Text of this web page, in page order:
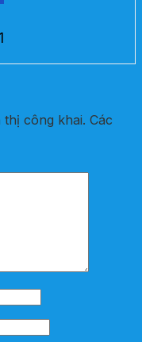
thị công khai. Các